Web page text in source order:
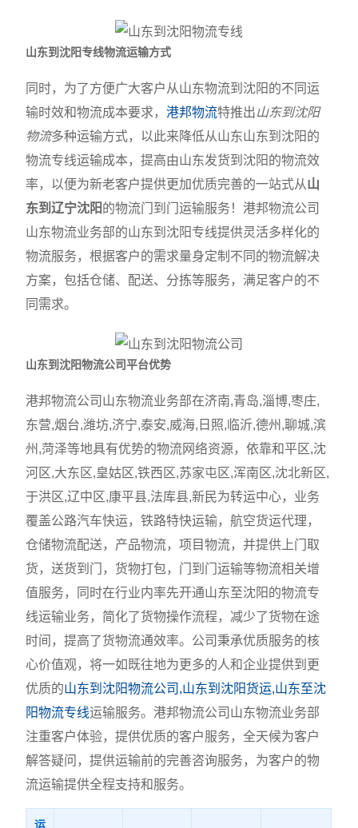
山东到沈阳专线物流运输方式
同时，为了方便广大客户从山东物流到沈阳的不同运
输时效和物流成本要求，港邦物流特推出山东到沈阳
物流多种运输方式，以此来降低从山东山东到沈阳的
物流专线运输成本，提高由山东发货到沈阳的物流效
率，以便为新老客户提供更加优质完善的一站式从山
东到辽宁沈阳的物流门到门运输服务！港邦物流公司
山东物流业务部的山东到沈阳专线提供灵活多样化的
物流服务，根据客户的需求量身定制不同的物流解决
方案，包括仓储、配送、分拣等服务，满足客户的不
同需求。
山东到沈阳物流公司平台优势
港邦物流公司山东物流业务部在济南,青岛,淄博,枣庄,
东营,烟台,潍坊,济宁,泰安,威海,日照,临沂,德州,聊城,滨
州,菏泽等地具有优势的物流网络资源，依靠和平区,沈
河区,大东区,皇姑区,铁西区,苏家屯区,浑南区,沈北新区,
于洪区,辽中区,康平县,法库县,新民为转运中心，业务
覆盖公路汽车快运，铁路特快运输，航空货运代理，
仓储物流配送，产品物流，项目物流，并提供上门取
货，送货到门，货物打包，门到门运输等物流相关增
值服务，同时在行业内率先开通山东至沈阳的物流专
线运输业务，简化了货物操作流程，减少了货物在途
时间，提高了货物流通效率。公司秉承优质服务的核
心价值观，将一如既往地为更多的人和企业提供到更
优质的山东到沈阳物流公司,山东到沈阳货运,山东至沈
阳物流专线运输服务。港邦物流公司山东物流业务部
注重客户体验，提供优质的客户服务，全天候为客户
解答疑问，提供运输前的完善咨询服务，为客户的物
流运输提供全程支持和服务。
运